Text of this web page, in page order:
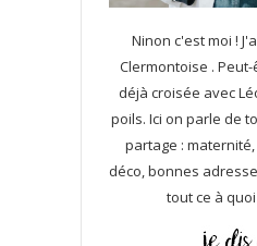
Ninon c'est moi !
Clermontoise .
déjà croisée avec
poils. Ici on parle de
partage :
déco, bonnes
tout ce à